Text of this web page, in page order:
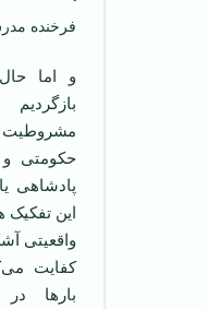
فرخنده
و اما
مشروطیت
حکومتی
پادشاهی
این تفکیک
واقعیتی
کفایت
بارها